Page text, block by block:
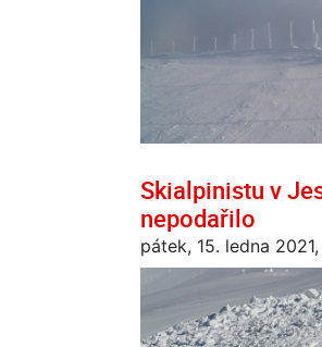
Skialpinistu v
nepodařilo
pátek, 15. ledna 2021,